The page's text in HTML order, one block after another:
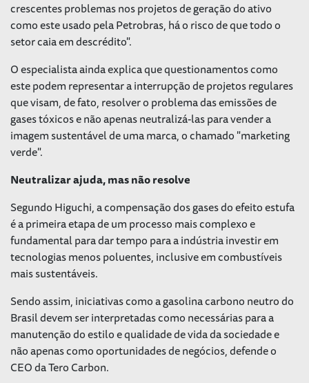
crescentes problemas nos projetos de geração do ativo
como este usado pela Petrobras, há o risco de que todo o
setor caia em descrédito".
O especialista ainda explica que questionamentos como
este podem representar a interrupção de projetos regulares
que visam, de fato, resolver o problema das emissões de
gases tóxicos e não apenas neutralizá-las para vender a
imagem sustentável de uma marca, o chamado "marketing
verde".
Neutralizar ajuda, mas não resolve
Segundo Higuchi, a compensação dos gases do efeito estufa
é a primeira etapa de um processo mais complexo e
fundamental para dar tempo para a indústria investir em
tecnologias menos poluentes, inclusive em combustíveis
mais sustentáveis.
Sendo assim, iniciativas como a gasolina carbono neutro do
Brasil devem ser interpretadas como necessárias para a
manutenção do estilo e qualidade de vida da sociedade e
não apenas como oportunidades de negócios, defende o
CEO da Tero Carbon.